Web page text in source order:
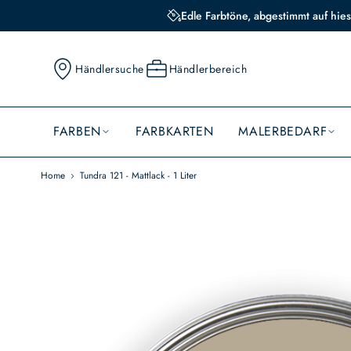
Edle Farbtöne, abgestimmt auf
Händlersuche Händlerbereich
FARBEN FARBKARTEN MALERBEDARF
Home Tundra 121 - Mattlack - 1 Liter